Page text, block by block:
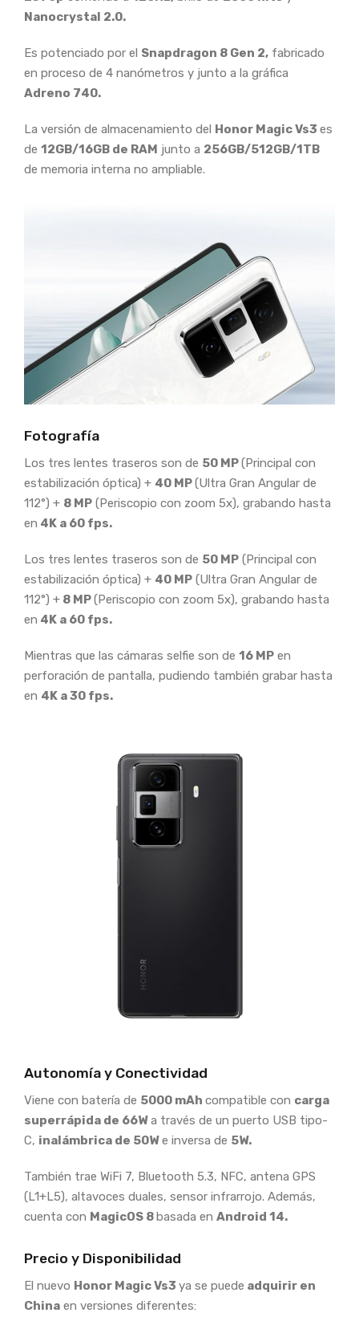
Nanocrystal 2.0.
Es potenciado por el Snapdragon 8 Gen 2, fabricado
en proceso de 4 nanómetros y junto a la gráfica
Adreno 740.
La versión de almacenamiento del Honor Magic Vs3 es
de 12GB/16GB de RAM junto a 256GB/512GB/1TB
de memoria interna no ampliable.
Fotografía
Los tres lentes traseros son de 50 MP(Principal con
estabilización óptica) + 40 MP(Ultra Gran Angular de
112°) + 8 MP (Periscopio con zoom 5x), grabando hasta
en 4K a 60 fps.
Los tres lentes traseros son de 50 MP (Principal con
estabilización óptica) + 40 MP (Ultra Gran Angular de
112°) + 8 MP(Periscopio con zoom 5x), grabando hasta
en 4K a 60 fps.
Mientras que las cámaras selfie son de 16 MP en
perforación de pantalla, pudiendo también grabar hasta
en 4K a 30 fps.
Autonomía y Conectividad
Viene con batería de 5000 mAh compatible con carga
superrápida de 66Wa través de un puerto USB tipo-
C, inalámbrica de 50We inversa de 5W.
También trae WiFi 7, Bluetooth 5.3, NFC, antena GPS
(L1+L5), altavoces duales, sensor infrarrojo. Además,
cuenta con MagicOS 8basada en Android 14.
Precio y Disponibilidad
El nuevo Honor Magic Vs3 ya se puede adquirir en
China en versiones diferentes: